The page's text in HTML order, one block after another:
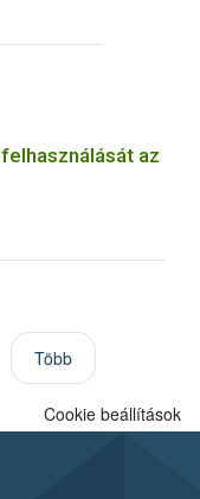
az
Több
Cookie beállítások